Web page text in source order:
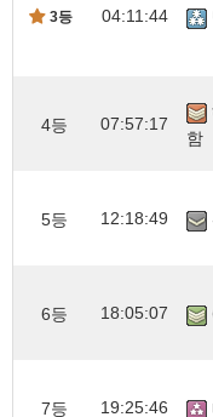
3등 04:11:44
4등 07:57:17
함
5등 12:18:49
6등 18:05:07
7등 19:25:46